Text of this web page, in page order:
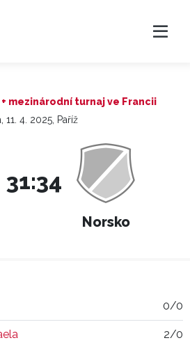
mezinárodní turnaj ve Francii
11. 4. 2025, Paříž
31:34
Norsko
0/0
2/0